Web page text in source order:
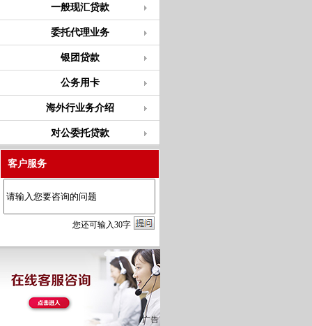
一般现汇贷款
委托代理业务
银团贷款
公务用卡
海外行业务介绍
对公委托贷款
客户服务
您还可输入30字